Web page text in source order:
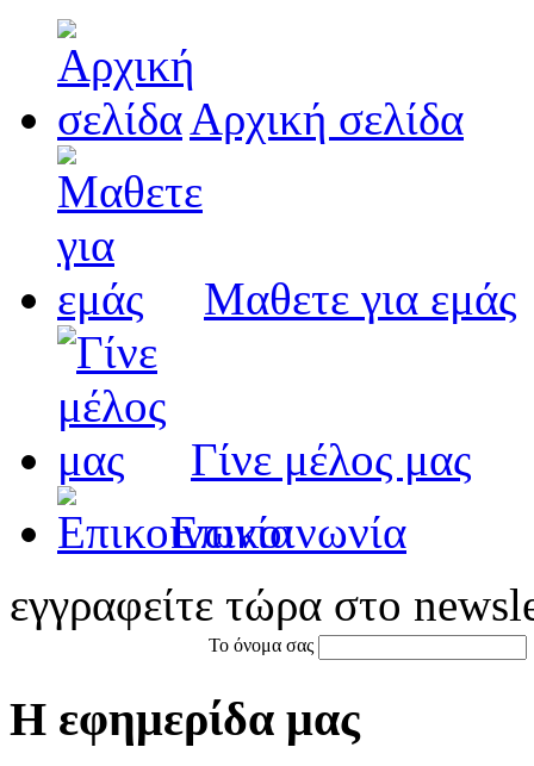
Αρχική σελίδα
Μαθετε για εμάς
Γίνε μέλος μας
Eπικοινωνία
εγγραφείτε τώρα στο
Το όνομα σας
Η εφημερίδα μας